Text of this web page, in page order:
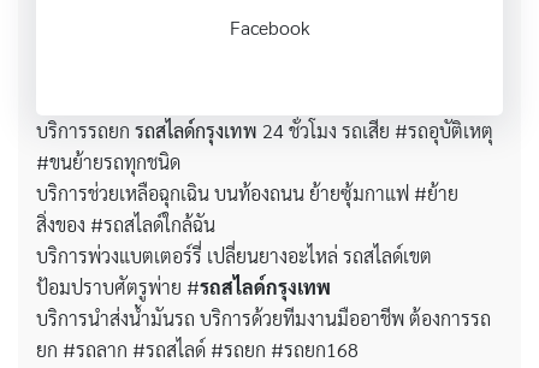
Facebook
บริการรถยก รถสไลด์กรุงเทพ 24 ชั่วโมง รถเสีย #รถอุบัติเหตุ
#ขนย้ายรถทุกชนิด
บริการช่วยเหลือฉุกเฉิน บนท้องถนน ย้ายซุ้มกาแฟ #ย้าย
สิ่งของ #รถสไลด์ใกล้ฉัน
บริการพ่วงแบตเตอร์รี่ เปลี่ยนยางอะไหล่ รถสไลด์เขต
ป้อมปราบศัตรูพ่าย #รถสไลด์กรุงเทพ
บริการนำส่งน้ำมันรถ บริการด้วยทีมงานมืออาชีพ ต้องการรถ
ยก #รถลาก #รถสไลด์ #รถยก #รถยก168